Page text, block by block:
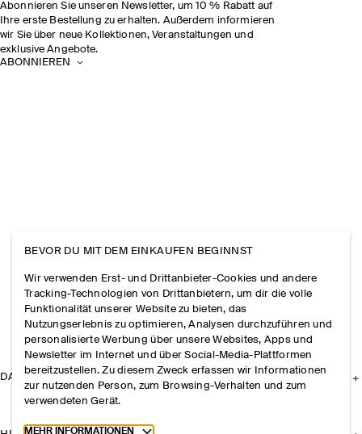
Abonnieren Sie unseren Newsletter, um 10 % Rabatt auf
Ihre erste Bestellung zu erhalten. Außerdem informieren
wir Sie über neue Kollektionen, Veranstaltungen und
exklusive Angebote.
ABONNIEREN
DAS UNTERNEHMEN
BEVOR DU MIT DEM EINKAUFEN BEGINNST
Wir verwenden Erst- und Drittanbieter-Cookies und andere
Tracking-Technologien von Drittanbietern, um dir die volle
Funktionalität unserer Website zu bieten, das
Nutzungserlebnis zu optimieren, Analysen durchzuführen und
personalisierte Werbung über unsere Websites, Apps und
Newsletter im Internet und über Social-Media-Plattformen
bereitzustellen. Zu diesem Zweck erfassen wir Informationen
zur nutzenden Person, zum Browsing-Verhalten und zum
verwendeten Gerät.
Toggle more cookie information
MEHR INFORMATIONEN